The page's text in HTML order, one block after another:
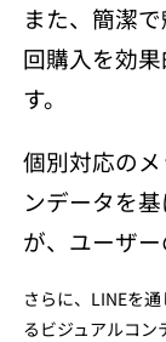
また、簡潔
回購入を効
す。
個別対応の
ンデータを
が、ユーザー
さらに、LINEを
るビジュアルコン